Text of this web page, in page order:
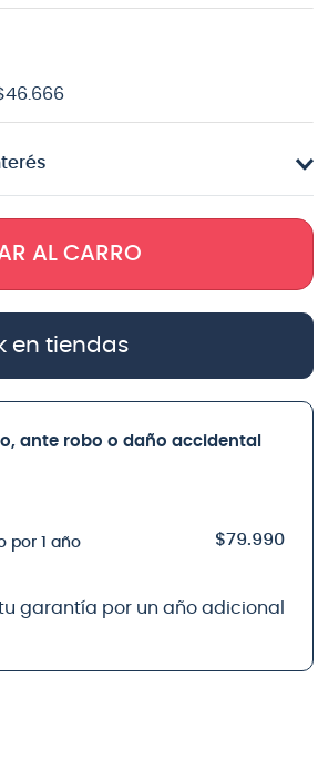
46. 666
AL CARRO
en tiendas
ante robo o daño accidental
por 1 año $79.990
garantía por un año adicional